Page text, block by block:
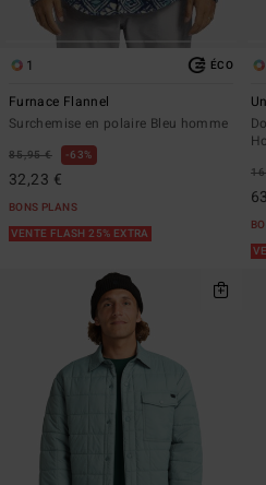
1 ÉCO
Furnace Flannel
Surchemise en polaire Bleu homme
85,95 € 63%
32,23 €
BONS PLANS
VENTE FLASH 25% EXTRA